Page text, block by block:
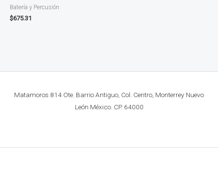
Batería y Percusión
$675.31
Matamoros 814 Ote. Barrio Antiguo, Col. Centro, Monterrey Nuevo
León México. CP. 64000